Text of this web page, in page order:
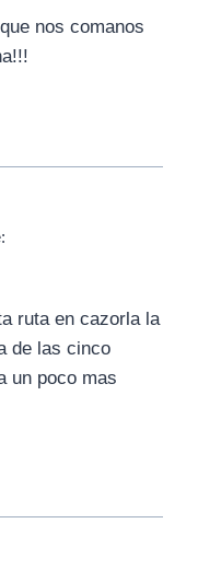
nos comanos
ruta en cazorla la
de las cinco
un poco mas